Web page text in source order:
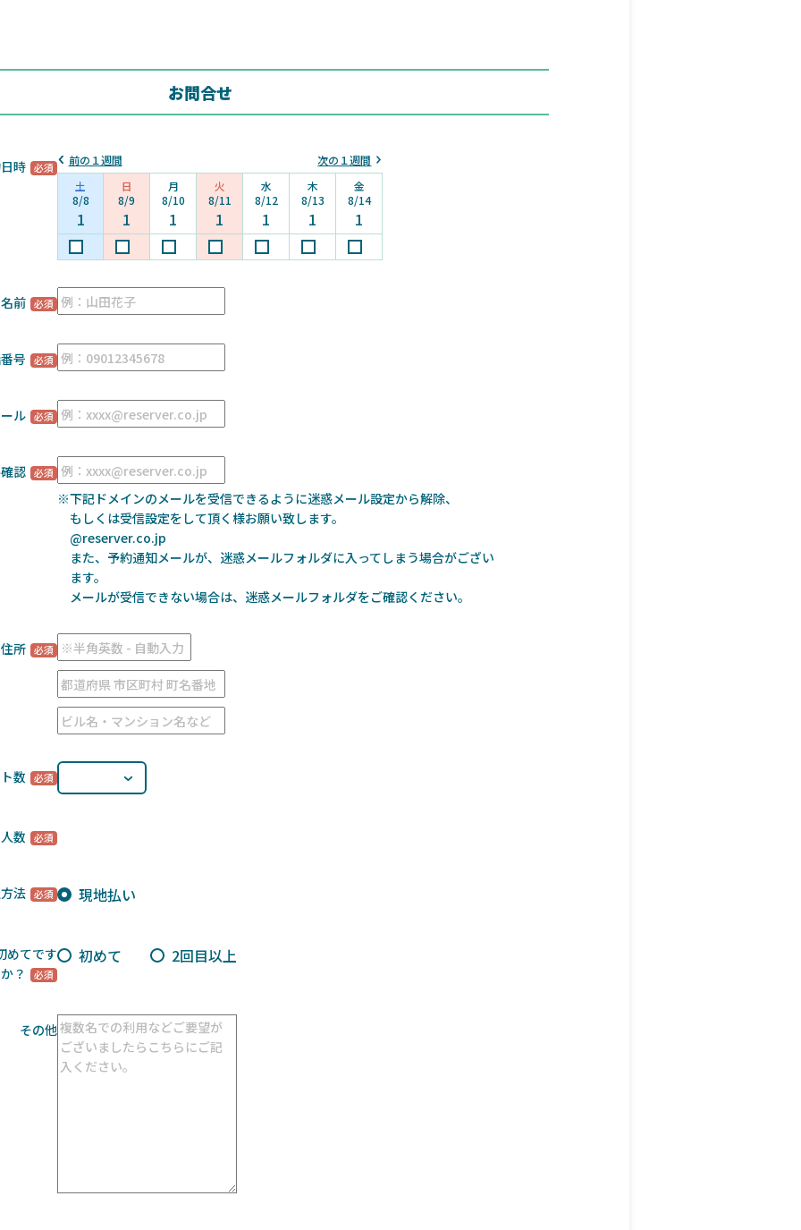
お問合せ
時 前の１週間
次の１週間
土
8/8
1
日
8/9
1
月
8/10
1
火
8/11
1
水
8/12
1
木
8/13
1
金
8/14
1
前
号
ル
認
※下記ドメインのメールを受信できるように迷惑メール設定から解除、
もしくは受信設定をして頂く様お願い致します。
@reserver.co.jp
また、予約通知メールが、迷惑メールフォルダに入ってしまう場合がござい
ます。
メールが受信できない場合は、迷惑メールフォルダをご確認ください。
住所
数
数
法 現地払い
めてです
か？
初めて 2回目以上
その他